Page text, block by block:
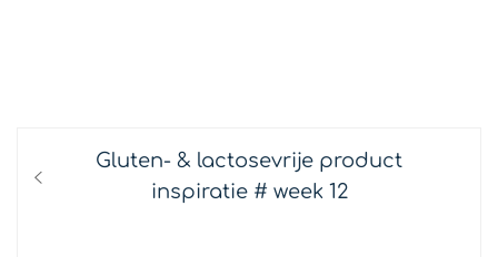
Bericht
navigatie
Previous
Gluten- & lactosevrije product
inspiratie # week 12